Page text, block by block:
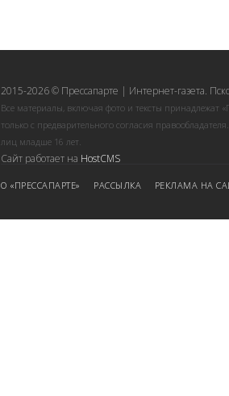
2015-2026 © Прессапарте | Интернет-газета.
Все материалы, включая фото и тексты принадлежат
только с предварительного согласия
лиц младше 16 лет.
Сайт работает на HostCMS
О «ПРЕССАПАРТЕ» РАССЫЛКА РЕКЛАМА НА